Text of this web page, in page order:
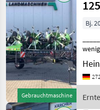
Gebrauchtmaschine
Bj.
wenig